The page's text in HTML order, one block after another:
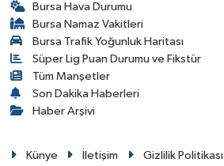
Bursa Hava Durumu
Bursa Namaz Vakitleri
Bursa Trafik Yoğunluk Haritası
Süper Lig Puan Durumu ve Fikstür
Tüm Manşetler
Son Dakika Haberleri
Haber Arşivi
Künye İletişim
Gizlilik Politikası